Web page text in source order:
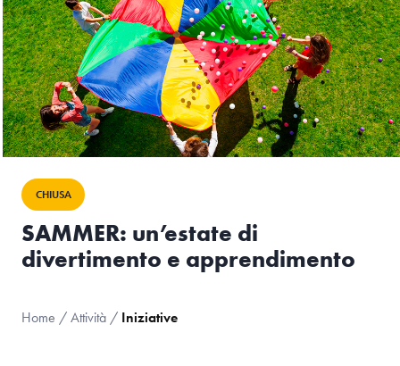
CHIUSA
SAMMER: un’estate di
divertimento e apprendimento
Home /Attività / Iniziative